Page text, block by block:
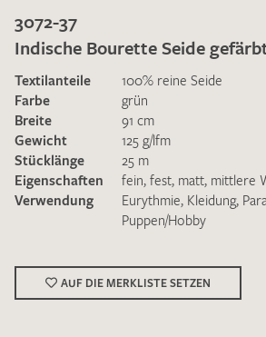
Ich bin damit einverstanden, dass
zur Beantwortung meiner
DieDatenschutzbestimmungenhabe
3072-37
Indische Bourette Seide
Textilanteile
100% reine Seide
Farbe
grün
Breite
91 cm
Gewicht
125 g/lfm
Stücklänge
25 m
Eigenschaften
fein, fest, matt, mittlere
Verwendung
Eurythmie, Kleidung,
Puppen/Hobby
AUF DIE MERKLISTE SETZEN